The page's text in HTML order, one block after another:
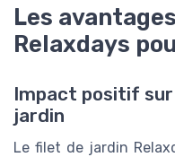
Les
Relaxdays
Impact positif
jardin
Le filet de jardin